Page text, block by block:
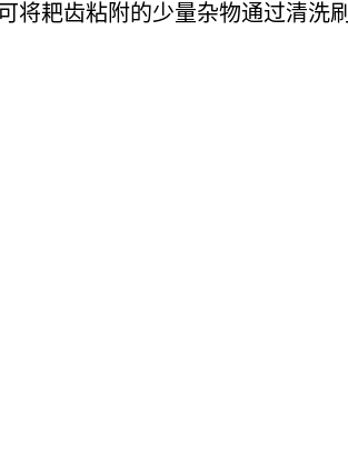
耙齿粘附的少量杂物通过清洗